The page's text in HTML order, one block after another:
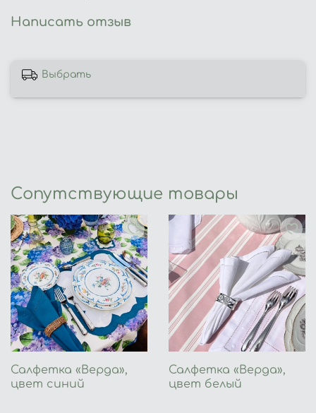
Написать отзыв
Выбрать
Сопутствующие товары
Салфетка «Верда»,
цвет синий
Салфетка «Верда»,
цвет белый